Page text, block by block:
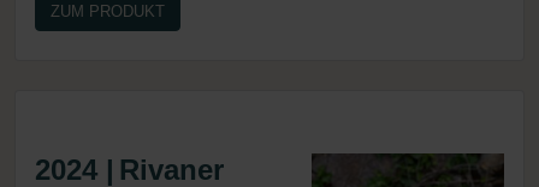
ZUM PRODUKT
2024 | Rivaner